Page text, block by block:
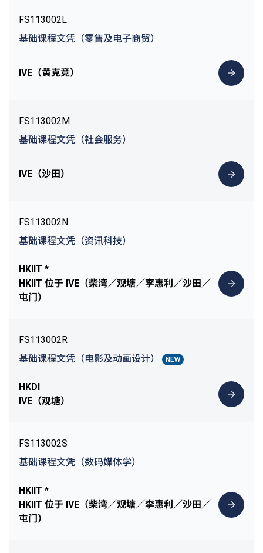
FS113002L
基础课程文凭（零售及电子商贸）
IVE（黄克竞）
FS113002M
基础课程文凭（社会服务）
IVE（沙田）
FS113002N
基础课程文凭（资讯科技）
HKIIT *
HKIIT 位于 IVE（柴湾／观塘／李惠利／沙田／
屯门）
FS113002R
基础课程文凭（电影及动画设计）
NEW
HKDI
IVE（观塘）
FS113002S
基础课程文凭（数码媒体学）
HKIIT *
HKIIT 位于 IVE（柴湾／观塘／李惠利／沙田／
屯门）